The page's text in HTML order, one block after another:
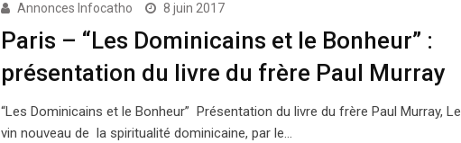
Annonces Infocatho 8 juin 2017
Paris – “Les Dominicains et le Bonheur” :
présentation du livre du frère Paul Murray
“Les Dominicains et le Bonheur” Présentation du livre du frère Paul Murray, Le
vin nouveau de la spiritualité dominicaine, par le…